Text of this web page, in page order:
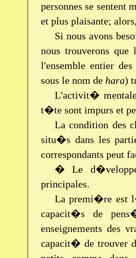
personnes se sentent
et plus plaisante;
Si nous avons
nous trouverons
l'ensemble entier
sous le nom de hara)
L'activit�
t�te sont impurs et
La condition des
situ�s dans les
correspondants peut
� Le
principales.
La premi�re est
capacit�s de
enseignements des
capacit� de